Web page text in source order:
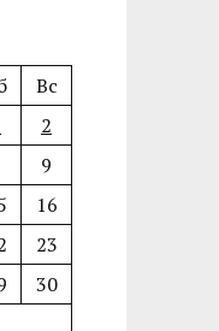
Вс
2
9
16
23
30